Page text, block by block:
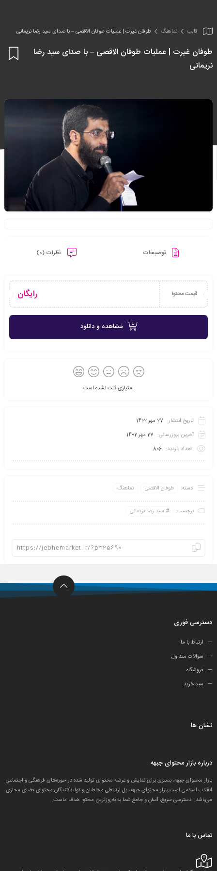
قالب نماهنگ طوفان غیرت | عملیات طوفان الاقصی – با صدای سید رضا نریمانی
طوفان غیرت | عملیات طوفان الاقصی – با صدای سید رضا
نریمانی
توضیحات نظرات (0)
قیمت محتوا رایگان
مشاهده و دانلود
امتیازی ثبت نشده است
تاریخ انتشار: 27 مهر 1402
آخرین بروزرسانی: 27 مهر 1402
تعداد بازدید: 806
دسته: طوفان الاقصی نماهنگ
برچسب: سید رضا نریمانی
دسترسی فوری
ارتباط با ما
سوالات متداول
فروشگاه
سبد خرید
نشان ها
درباره بازار محتوای جبهه
بازار محتوای جبهه، بستری برای نمایش و عرضه محتوای تولید شده در حوزه‌های فرهنگی و اجتماعیِ
انقلاب اسلامی است.بازار محتوای جبهه، پل ارتباطی مخاطبان و تولید‌کنندگان محتوای فضای مجازی
می‌باشد. دسترسی سریع، آسان و جامع شما به به‌روزترین محتوا هدف ماست.
تماس با ما